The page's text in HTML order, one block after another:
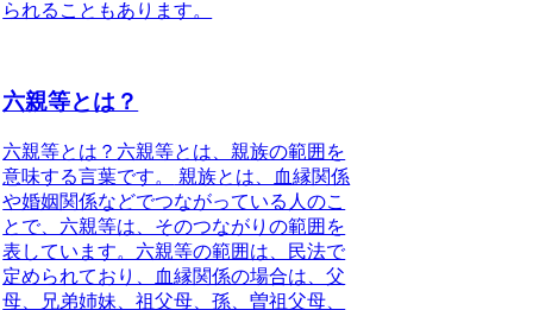
られることもあります。
六親等とは？
六親等とは？ 六親等とは、親族の範囲を
意味する言葉です。
親族とは、血縁関係
や婚姻関係などでつながっている人のこ
とで、六親等は、そのつながりの範囲を
表しています。六親等の範囲は、民法で
定められており、血縁関係の場合は、父
母、兄弟姉妹、祖父母、孫、曽祖父母、